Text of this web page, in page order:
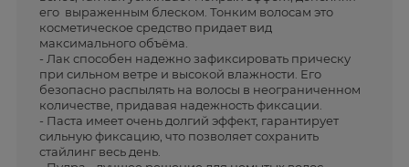
его выраженным блеском. Тонким волосам это
косметическое средство придает вид
максимального объёма.
- Лак способен надежно зафиксировать прическу
при сильном ветре и высокой влажности. Его
безопасно распылять на волосы в неограниченном
количестве, придавая надежность фиксации.
- Паста имеет очень долгий эффект, гарантирует
сильную фиксацию, что позволяет сохранить
стайлинг весь день.